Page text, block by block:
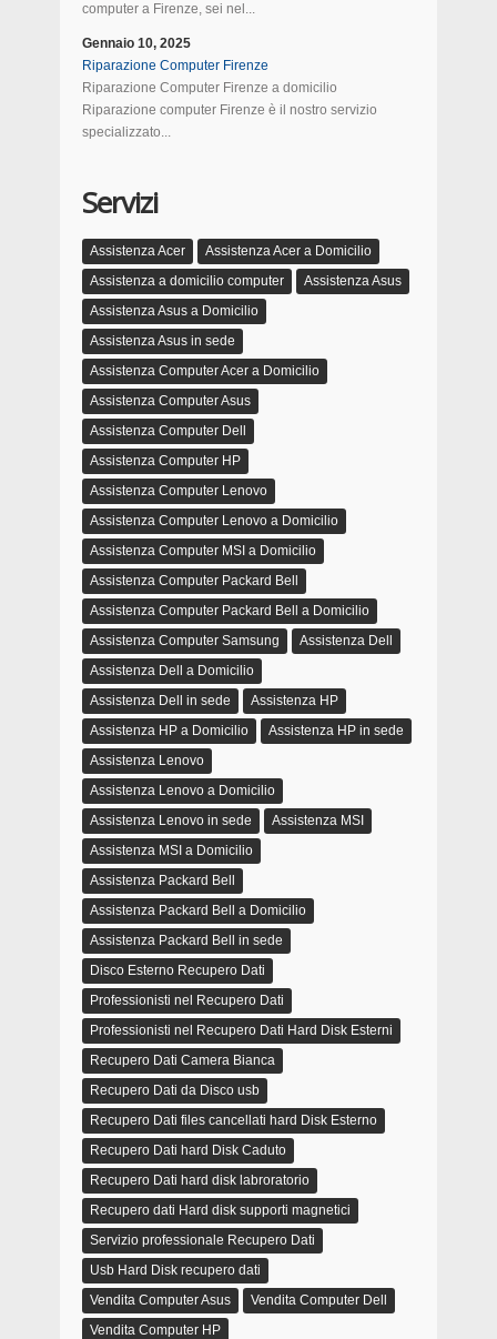
computer a Firenze, sei nel...
Gennaio 10, 2025
Riparazione Computer Firenze
Riparazione Computer Firenze a domicilio
Riparazione computer Firenze è il nostro servizio
specializzato...
Servizi
Assistenza Acer
Assistenza Acer a Domicilio
Assistenza a domicilio computer
Assistenza Asus
Assistenza Asus a Domicilio
Assistenza Asus in sede
Assistenza Computer Acer a Domicilio
Assistenza Computer Asus
Assistenza Computer Dell
Assistenza Computer HP
Assistenza Computer Lenovo
Assistenza Computer Lenovo a Domicilio
Assistenza Computer MSI a Domicilio
Assistenza Computer Packard Bell
Assistenza Computer Packard Bell a Domicilio
Assistenza Computer Samsung
Assistenza Dell
Assistenza Dell a Domicilio
Assistenza Dell in sede
Assistenza HP
Assistenza HP a Domicilio
Assistenza HP in sede
Assistenza Lenovo
Assistenza Lenovo a Domicilio
Assistenza Lenovo in sede
Assistenza MSI
Assistenza MSI a Domicilio
Assistenza Packard Bell
Assistenza Packard Bell a Domicilio
Assistenza Packard Bell in sede
Disco Esterno Recupero Dati
Professionisti nel Recupero Dati
Professionisti nel Recupero Dati Hard Disk Esterni
Recupero Dati Camera Bianca
Recupero Dati da Disco usb
Recupero Dati files cancellati hard Disk Esterno
Recupero Dati hard Disk Caduto
Recupero Dati hard disk labroratorio
Recupero dati Hard disk supporti magnetici
Servizio professionale Recupero Dati
Usb Hard Disk recupero dati
Vendita Computer Asus
Vendita Computer Dell
Vendita Computer HP